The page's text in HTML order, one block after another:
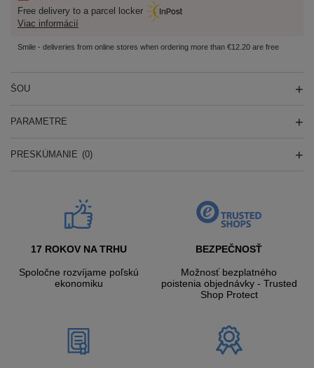
Free delivery to a parcel locker
Viac informácií
Smile - deliveries from online stores when ordering more than €12.20 are free
ŠOU
PARAMETRE
PRESKÚMANIE (0)
17 ROKOV NA TRHU
Spoločne rozvíjame poľskú
ekonomiku
BEZPEČNOSŤ
Možnosť bezplatného
poistenia objednávky - Trusted
Shop Protect